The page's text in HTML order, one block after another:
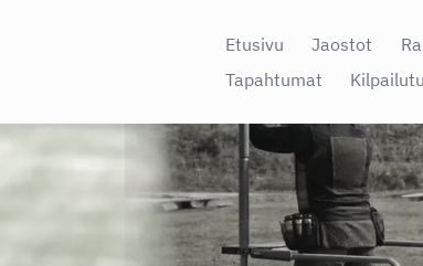
Etusivu Jaostot
Tapahtumat